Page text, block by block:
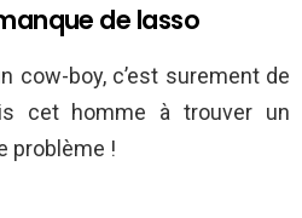
de lasso
cow-boy, c’est surement de
cet homme à trouver un
problème !